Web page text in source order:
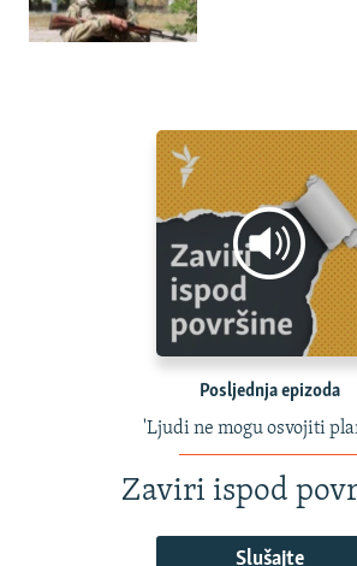
Posljednja epizoda
'Ljudi ne mogu osvojiti
Zaviri ispod
Slušajte